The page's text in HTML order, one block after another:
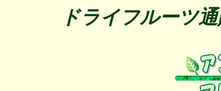
ドライフルーツ